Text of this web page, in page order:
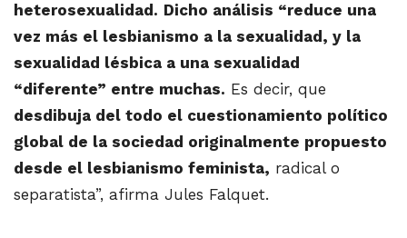
heterosexualidad. Dicho análisis “reduce una
vez más el lesbianismo a la sexualidad, y la
sexualidad lésbica a una sexualidad
“diferente” entre muchas. Es decir, que
desdibuja del todo el cuestionamiento político
global de la sociedad originalmente propuesto
desde el lesbianismo feminista, radical o
separatista”, afirma Jules Falquet.